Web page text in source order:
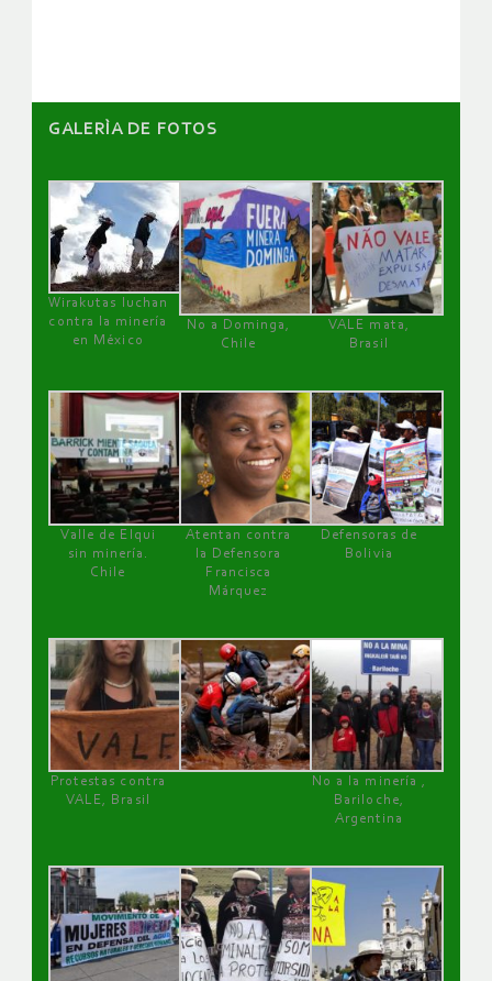
GALERÌA DE FOTOS
Wirakutas luchan
contra la minería
en México
No a Dominga,
Chile
VALE mata,
Brasil
Valle de Elqui
sin minería.
Chile
Atentan contra
la Defensora
Francisca
Márquez
Defensoras de
Bolivia
Protestas contra
VALE, Brasil
No a la minería ,
Bariloche,
Argentina